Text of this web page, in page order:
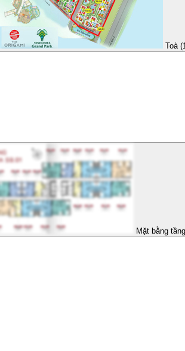
Toà
Mặt bằng tầng